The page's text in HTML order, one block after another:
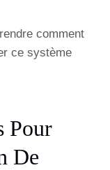
comment
ce système
Pour
De